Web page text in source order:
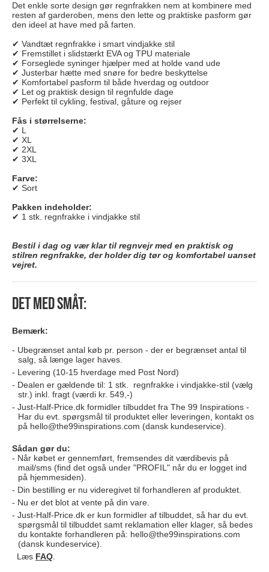
Det enkle sorte design gør regnfrakken nem at kombinere med
resten af garderoben, mens den lette og praktiske pasform gør
den ideel at have med på farten.
✔ Vandtæt regnfrakke i smart vindjakke stil
✔ Fremstillet i slidstærkt EVA og TPU materiale
✔ Forseglede syninger hjælper med at holde vand ude
✔ Justerbar hætte med snøre for bedre beskyttelse
✔ Komfortabel pasform til både hverdag og outdoor
✔ Let og praktisk design til regnfulde dage
✔ Perfekt til cykling, festival, gåture og rejser
Fås i størrelserne:
✔ L
✔ XL
✔ 2XL
✔ 3XL
Farve:
✔ Sort
Pakken indeholder:
✔ 1 stk. regnfrakke i vindjakke stil
Bestil i dag og vær klar til regnvejr med en praktisk og
stilren regnfrakke, der holder dig tør og komfortabel uanset
vejret.
Det med småt:
Bemærk:
Ubegrænset antal køb pr. person - der er begrænset antal til
salg, så længe lager haves.
Levering (10-15 hverdage med Post Nord)
Dealen er gældende til: 1 stk. regnfrakke i vindjakke-stil (vælg
str.) inkl. fragt (værdi kr. 549,-)
Just-Half-Price.dk formidler tilbuddet fra The 99 Inspirations -
Har du evt. spørgsmål til produktet eller leveringen, kontakt os
på hello@the99inspirations.com (dansk kundeservice).
Sådan gør du:
Når købet er gennemført, fremsendes dit værdibevis på
mail/sms (find det også under "PROFIL" når du er logget ind
på hjemmesiden).
Din bestilling er nu videregivet til forhandleren af produktet.
Nu er det blot at vente på din vare.
Just-Half-Price.dk er kun formidler af tilbuddet, så har du evt.
spørgsmål til tilbuddet samt reklamation eller klager, så bedes
du kontakte forhandleren på: hello@the99inspirations.com
(dansk kundeservice).
Læs FAQ.